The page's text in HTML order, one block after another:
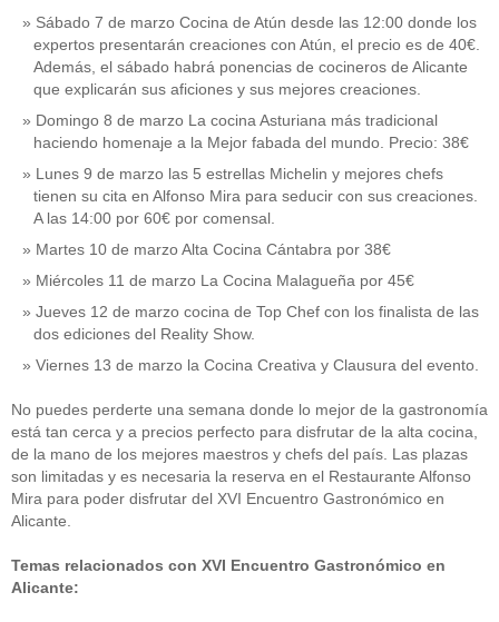
Sábado 7 de marzo Cocina de Atún desde las 12:00 donde los
expertos presentarán creaciones con Atún, el precio es de 40€.
Además, el sábado habrá ponencias de cocineros de Alicante
que explicarán sus aficiones y sus mejores creaciones.
Domingo 8 de marzo La cocina Asturiana más tradicional
haciendo homenaje a la Mejor fabada del mundo. Precio: 38€
Lunes 9 de marzo las 5 estrellas Michelin y mejores chefs
tienen su cita en Alfonso Mira para seducir con sus creaciones.
A las 14:00 por 60€ por comensal.
Martes 10 de marzo Alta Cocina Cántabra por 38€
Miércoles 11 de marzo La Cocina Malagueña por 45€
Jueves 12 de marzo cocina de Top Chef con los finalista de las
dos ediciones del Reality Show.
Viernes 13 de marzo la Cocina Creativa y Clausura del evento.
No puedes perderte una semana donde lo mejor de la gastronomía
está tan cerca y a precios perfecto para disfrutar de la alta cocina,
de la mano de los mejores maestros y chefs del país. Las plazas
son limitadas y es necesaria la reserva en el Restaurante Alfonso
Mira para poder disfrutar del XVI Encuentro Gastronómico en
Alicante.
Temas relacionados con XVI Encuentro Gastronómico en
Alicante: